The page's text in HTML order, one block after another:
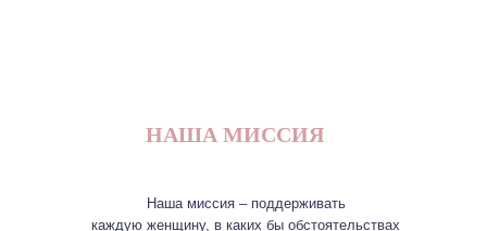
НАША МИССИЯ
Наша миссия – поддерживать
каждую женщину, в каких бы обстоятельствах